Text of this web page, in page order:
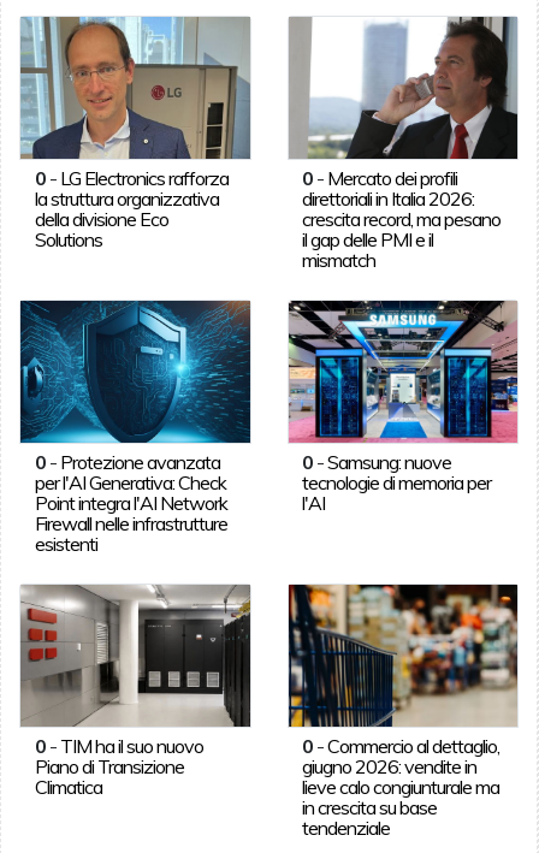
0- LG Electronics rafforza
la struttura organizzativa
della divisione Eco
Solutions
0 - Mercato dei profili
direttoriali in Italia 2026:
crescita record, ma pesano
il gap delle PMI e il
mismatch
0- Protezione avanzata
per l'AI Generativa: Check
Point integra l'AI Network
Firewall nelle infrastrutture
esistenti
0 -Samsung: nuove
tecnologie di memoria per
l'AI
0- TIM ha il suo nuovo
Piano di Transizione
Climatica
0 -Commercio al dettaglio,
giugno 2026: vendite in
lieve calo congiunturale ma
in crescita su base
tendenziale